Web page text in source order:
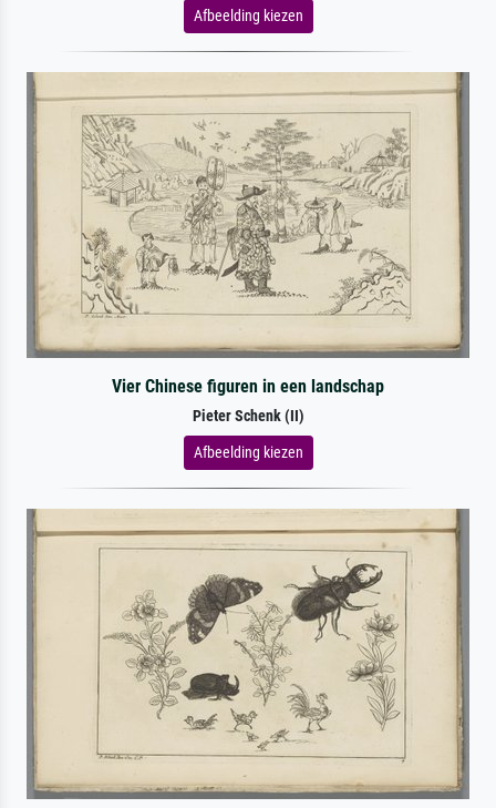
Afbeelding kiezen
Vier Chinese figuren in een landschap
Pieter Schenk (II)
Afbeelding kiezen